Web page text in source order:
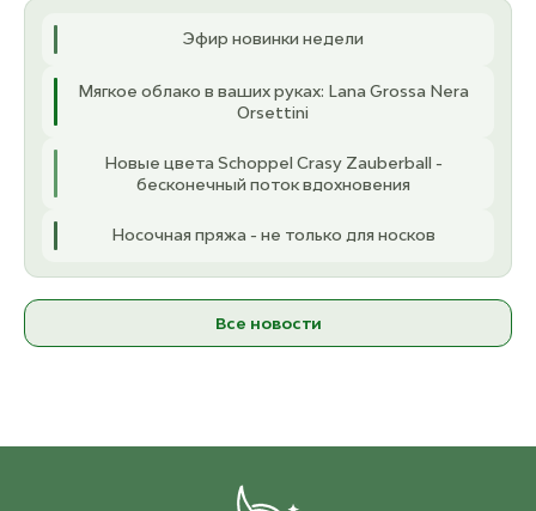
2 210 ₽
ост. 2
9.00 мм
2 330 ₽
ост. 3
Эфир новинки недели
Мягкое облако в ваших руках: Lana Grossa Nera
Orsettini
Новые цвета Schoppel Crasy Zauberball -
бесконечный поток вдохновения
Носочная пряжа - не только для носков
Все новости